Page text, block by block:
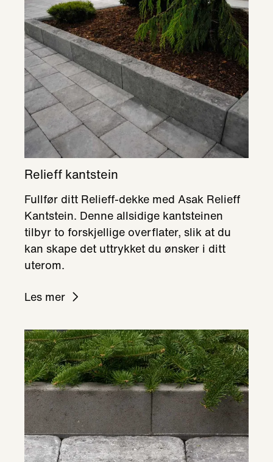
Relieff kantstein
Fullfør ditt Relieff-dekke med Asak Relieff
Kantstein. Denne allsidige kantsteinen
tilbyr to forskjellige overflater, slik at du
kan skape det uttrykket du ønsker i ditt
uterom.
Les mer